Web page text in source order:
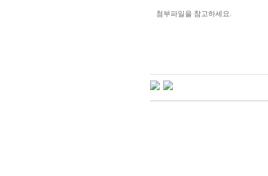
첨부파일을 참고하세요.